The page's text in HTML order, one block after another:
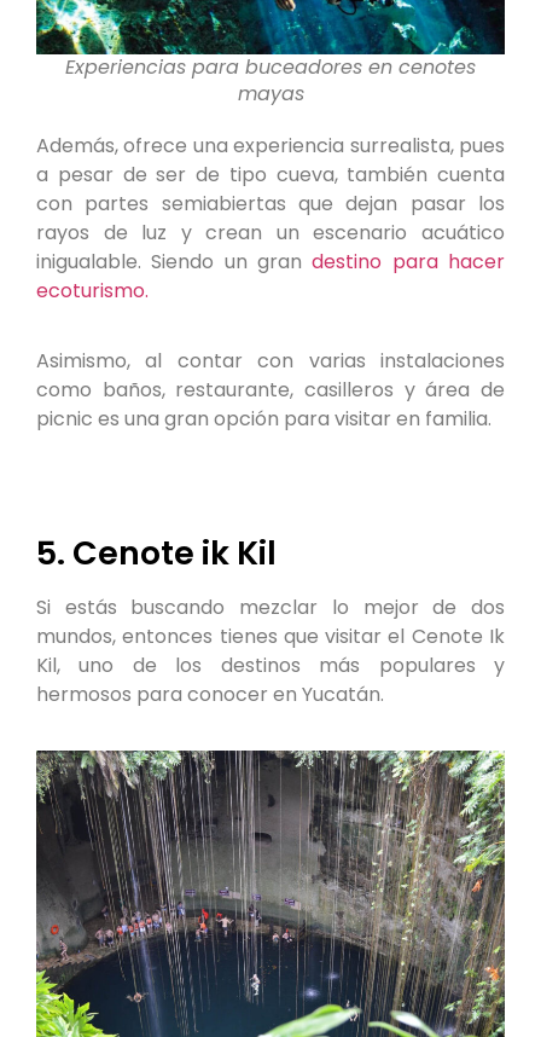
Experiencias para buceadores en cenotes
mayas
Además, ofrece una experiencia surrealista, pues
a pesar de ser de tipo cueva, también cuenta
con partes semiabiertas que dejan pasar los
rayos de luz y crean un escenario acuático
inigualable. Siendo un grandestino para hacer
ecoturismo.
Asimismo, al contar con varias instalaciones
como baños, restaurante, casilleros y área de
picnic es una gran opción para visitar en familia.
5. Cenote ik Kil
Si estás buscando mezclar lo mejor de dos
mundos, entonces tienes que visitar el Cenote Ik
Kil, uno de los destinos más populares y
hermosos para conocer en Yucatán.